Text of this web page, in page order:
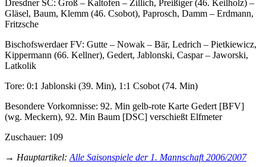
Dresdner SC: Groß – Kaltofen – Zillich, Preißiger (46. Keilholz) –
Gläsel, Baum, Klemm (46. Csobot), Paprosch, Damm – Erdmann,
Fritzsche
Bischofswerdaer FV: Gutte – Nowak – Bär, Ledrich – Pietkiewicz,
Kippermann (66. Kellner), Gedert, Jablonski, Caspar – Jaworski,
Latkolik
Tore: 0:1 Jablonski (39. Min), 1:1 Csobot (74. Min)
Besondere Vorkomnisse: 92. Min gelb-rote Karte Gedert [BFV]
(wg. Meckern), 92. Min Baum [DSC] verschießt Elfmeter
Zuschauer: 109
→ Hauptartikel: Alle Saisonspiele der 1. Mannschaft 2006/2007